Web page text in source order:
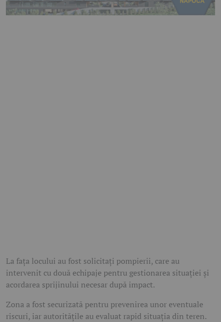
La fața locului au fost solicitați pompierii, care au
intervenit cu două echipaje pentru gestionarea situației și
acordarea sprijinului necesar după impact.
Zona a fost securizată pentru prevenirea unor eventuale
riscuri, iar autoritățile au evaluat rapid situația din teren.